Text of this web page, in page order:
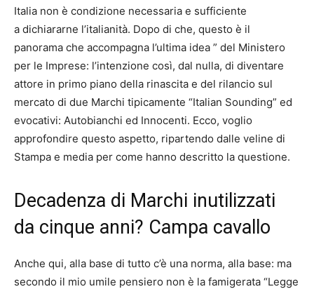
Italia non è condizione necessaria e sufficiente
a dichiararne l’italianità. Dopo di che, questo è il
panorama che accompagna l’ultima idea ” del Ministero
per le Imprese: l’intenzione così, dal nulla, di diventare
attore in primo piano della rinascita e del rilancio sul
mercato di due Marchi tipicamente “Italian Sounding” ed
evocativi: Autobianchi ed Innocenti. Ecco, voglio
approfondire questo aspetto, ripartendo dalle veline di
Stampa e media per come hanno descritto la questione.
Decadenza di Marchi inutilizzati
da cinque anni? Campa cavallo
Anche qui, alla base di tutto c’è una norma, alla base: ma
secondo il mio umile pensiero non è la famigerata “Legge